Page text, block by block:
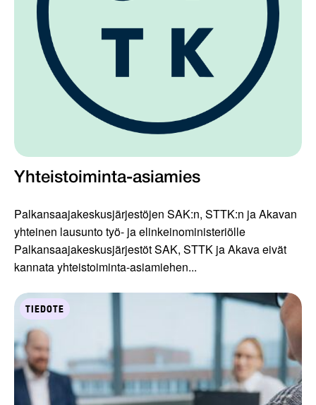
Yhteistoiminta-asiamies
Palkansaajakeskusjärjestöjen SAK:n, STTK:n ja Akavan
yhteinen lausunto työ- ja elinkeinoministeriölle
Palkansaajakeskusjärjestöt SAK, STTK ja Akava eivät
kannata yhteistoiminta-asiamiehen...
TIEDOTE